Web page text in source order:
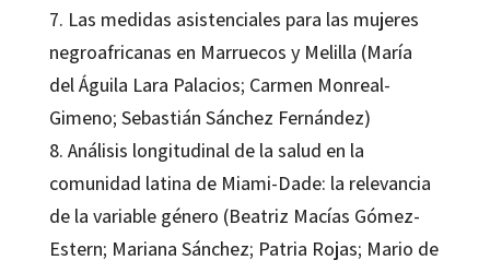
7. Las medidas asistenciales para las mujeres
negroafricanas en Marruecos y Melilla (María
del Águila Lara Palacios; Carmen Monreal-
Gimeno; Sebastián Sánchez Fernández)
8. Análisis longitudinal de la salud en la
comunidad latina de Miami-Dade: la relevancia
de la variable género (Beatriz Macías Gómez-
Estern; Mariana Sánchez; Patria Rojas; Mario de